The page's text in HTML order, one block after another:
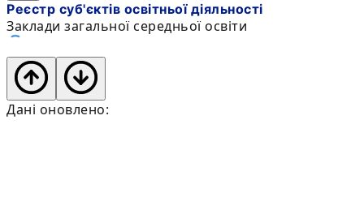
Реєстр суб'єктів освітньої діяльності
Заклади загальної середньої освіти
Дані оновлено: